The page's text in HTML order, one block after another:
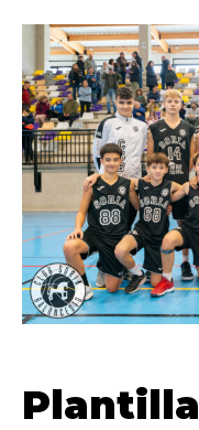
Plantilla